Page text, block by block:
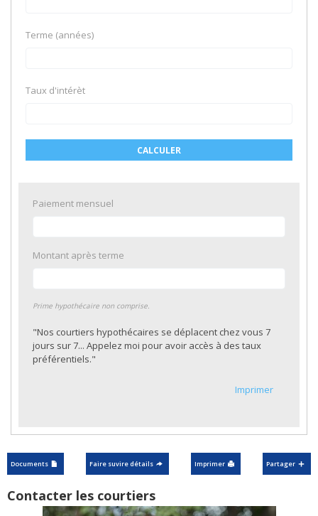
Terme (années)
Taux d'intérèt
CALCULER
Paiement mensuel
Montant après terme
Prime hypothécaire non comprise.
"Nos courtiers hypothécaires se déplacent chez vous 7
jours sur 7... Appelez moi pour avoir accès à des taux
préférentiels."
Imprimer
Documents Faire suvire détails Imprimer Partager
Contacter les courtiers